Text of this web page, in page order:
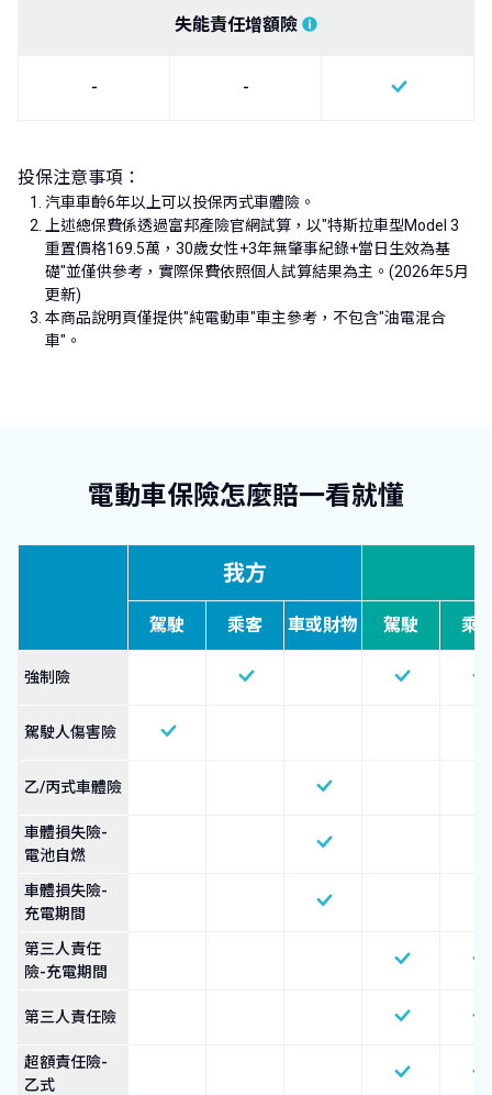
失能責任增額險
- -
投保注意事項：
汽車車齡6年以上可以投保丙式車體險。
上述總保費係透過富邦產險官網試算，以"特斯拉車型Model 3
重置價格169.5萬，30歲女性+3年無肇事紀錄+當日生效為基
礎"並僅供參考，實際保費依照個人試算結果為主。(2026年5月
更新)
本商品說明頁僅提供"純電動車"車主參考，不包含"油電混合
車"。
電動車保險怎麼賠一看就懂
我方
駕駛 乘客 車或財物 駕駛 乘
強制險
駕駛人傷害險
乙/丙式車體險
車體損失險-
電池自燃
車體損失險-
充電期間
第三人責任
險-充電期間
第三人責任險
超額責任險-
乙式